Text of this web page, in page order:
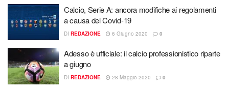
Calcio, Serie A: ancora modifiche ai regolamenti
a causa del Covid-19
DI REDAZIONE 6 Giugno 2020 0
Adesso è ufficiale: il calcio professionistico riparte
a giugno
DI REDAZIONE 28 Maggio 2020 0